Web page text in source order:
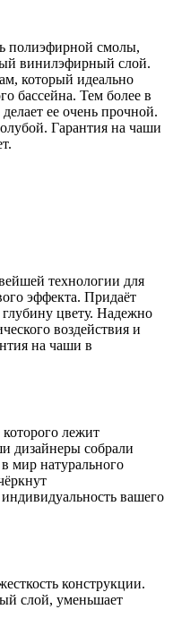
полиэфирной смолы,
винилэфирный слой.
который идеально
бассейна. Тем более в
ее очень прочной.
Гарантия на чаши
технологии для
эффекта. Придаёт
цвету. Надежно
воздействия и
на чаши в
лежит
дизайнеры собрали
в мир натурального
вашего
конструкции.
слой, уменьшает